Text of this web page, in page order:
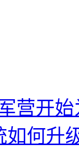
营开
如何升